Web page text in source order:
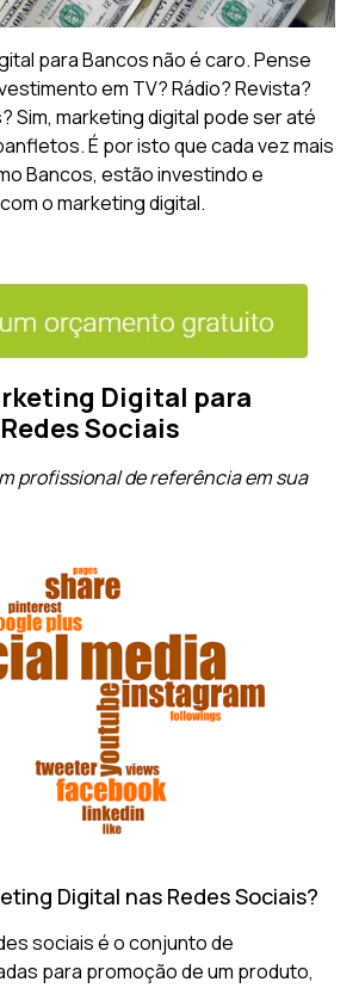
para Bancos não é caro. Pense
em TV? Rádio? Revista?
Sim, marketing digital pode ser até
É por isto que cada vez mais
Bancos, estão investindo e
o marketing digital.
Digital para
Sociais
profissional de referência em sua
Digital nas Redes Sociais?
sociais é o conjunto de
para promoção de um produto,